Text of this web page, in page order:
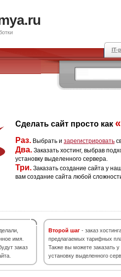
IT-
Сделать сайт просто как
Раз. Выбрать и зарегистрировать
Два. Заказать хостинг, выбрав
установку выделенного сервера.
Три. Заказать создание сайта у
вам создание сайта любой
имя.
заказ
Второй шаг - заказ
предлагаемых тарифных
Также вы можете заказать у
установку выделенного